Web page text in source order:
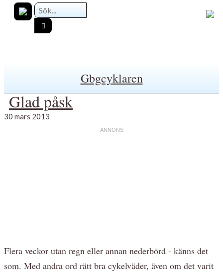
Gbgcyklaren
Glad påsk
30 mars 2013
Flera veckor utan regn eller annan nederbörd - känns det
som. Med andra ord rätt bra cykelväder, även om det varit